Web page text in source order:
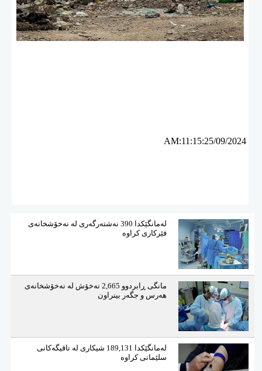
AM:11:15:25/09/2024
لەمانگێكدا 390 نەشتەرگەری لە نەخۆشخانەی
فێركاری كراوە
مانگی ڕابردوو 2,665 نەخۆش لە نەخۆشخانەی
هەرس و جگەر بینراون
لەمانگێكدا 189,131 شیكاری لە تاقیگەكانی
سلێمانی كراوە